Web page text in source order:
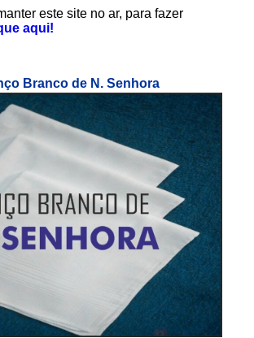
este site no ar, para fazer
aqui!
Branco de N. Senhora